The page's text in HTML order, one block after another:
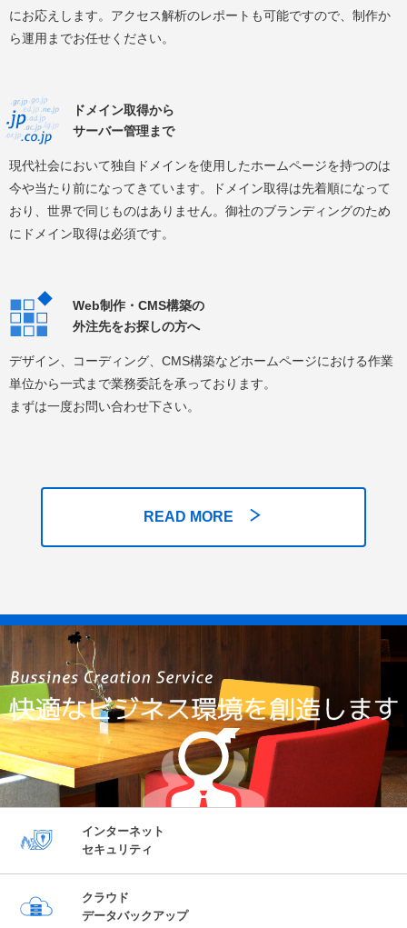
にお応えします。アクセス解析のレポートも可能ですので、制作か
ら運用までお任せください。
ドメイン取得から
サーバー管理まで
現代社会において独自ドメインを使用したホームページを持つのは
今や当たり前になってきています。ドメイン取得は先着順になって
おり、世界で同じものはありません。御社のブランディングのため
にドメイン取得は必須です。
Web制作・CMS構築の
外注先をお探しの方へ
デザイン、コーディング、CMS構築などホームページにおける作業
単位から一式まで業務委託を承っております。
まずは一度お問い合わせ下さい。
READ MORE
インターネット
セキュリティ
クラウド
データバックアップ